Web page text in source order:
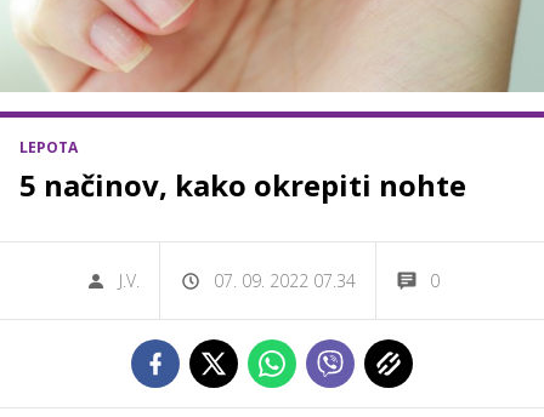
LEPOTA
5 načinov, kako okrepiti nohte
J.V. 07. 09. 2022 07.34 0